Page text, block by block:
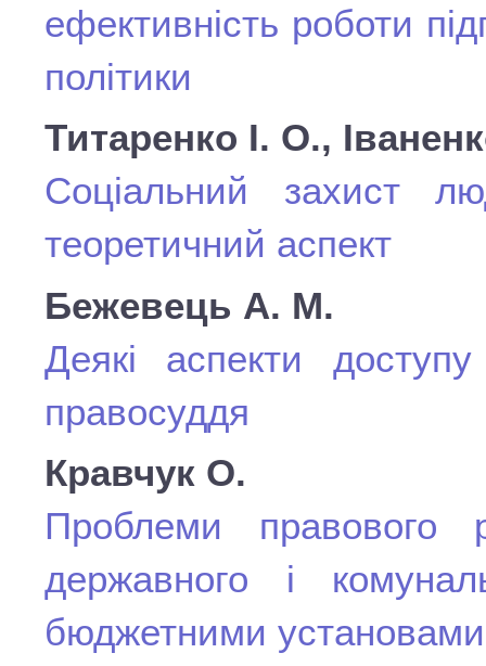
ефективність роботи
політики
Титаренко І. О.,
Соціальний захист
теоретичний аспект
Бежевець А. М.
Деякі аспекти
правосуддя
Кравчук О.
Проблеми правового
державного і
бюджетними установами